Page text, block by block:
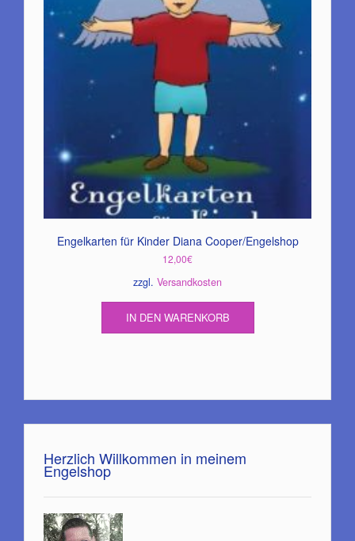
Engelkarten für Kinder Diana Cooper/Engelshop
12,00€
zzgl. Versandkosten
IN DEN WARENKORB
Herzlich Willkommen in meinem
Engelshop